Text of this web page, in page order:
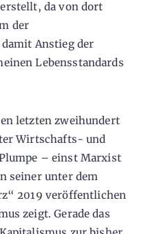
da von dort
der
Anstieg der
Lebensstandards
letzten zweihundert
Wirtschafts- und
– einst Marxist
seiner unter dem
2019 veröffentlichen
zeigt. Gerade das